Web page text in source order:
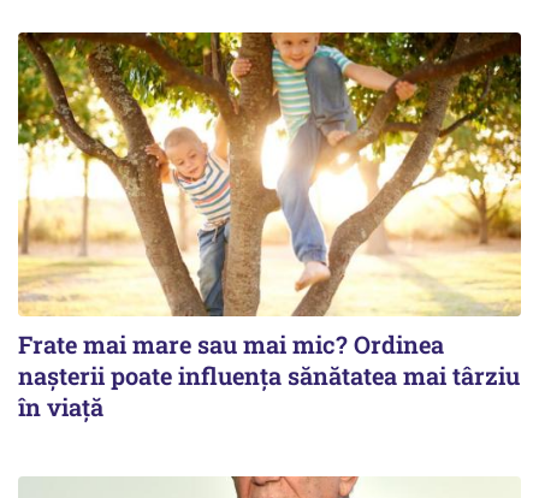
Frate mai mare sau mai mic? Ordinea
nașterii poate influența sănătatea mai târziu
în viață